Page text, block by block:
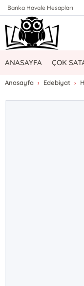
Banka Havale Hesapları
ANASAYFA ÇOK
Anasayfa Edebiyat